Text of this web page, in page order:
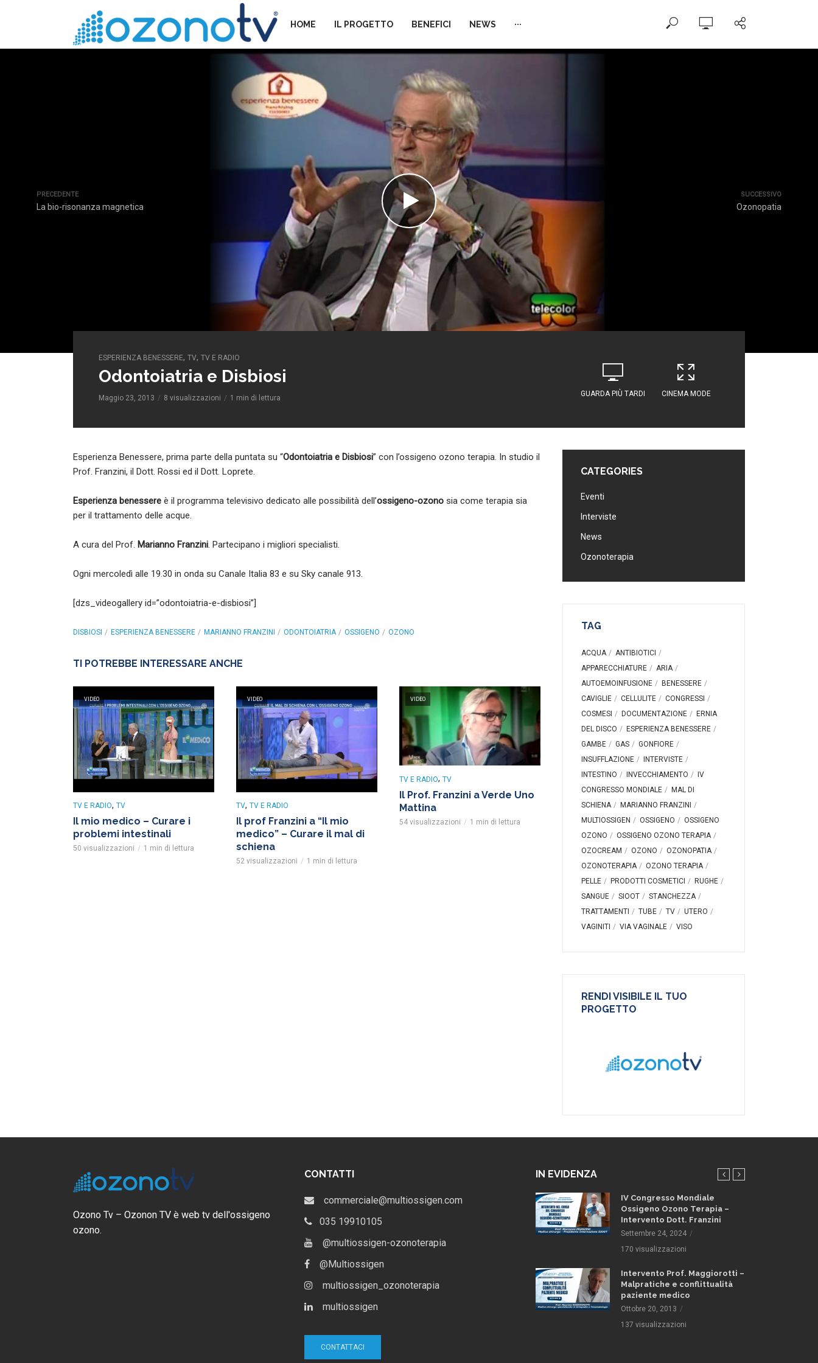
HOME IL PROGETTO BENEFICI NEWS ···
PRECEDENTE
La bio-risonanza magnetica
SUCCESSIVO
Ozonopatia
ESPERIENZA BENESSERE, TV, TV E RADIO
Odontoiatria e Disbiosi
Maggio 23, 2013 8 visualizzazioni 1 min di lettura
GUARDA PIÙ TARDI CINEMA MODE
Esperienza Benessere, prima parte della puntata su “Odontoiatria e Disbiosi” con l’ossigeno ozono terapia. In studio il
Prof. Franzini, il Dott. Rossi ed il Dott. Loprete.
Esperienza benessere è il programma televisivo dedicato alle possibilità dell’ossigeno-ozono sia come terapia sia
per il trattamento delle acque.
A cura del Prof. Marianno Franzini. Partecipano i migliori specialisti.
Ogni mercoledì alle 19.30 in onda su Canale Italia 83 e su Sky canale 913.
[dzs_videogallery id=”odontoiatria-e-disbiosi”]
DISBIOSI ESPERIENZA BENESSERE MARIANNO FRANZINI ODONTOIATRIA OSSIGENO OZONO
TI POTREBBE INTERESSARE ANCHE
VIDEO
TV E RADIO, TV
Il mio medico – Curare i
problemi intestinali
50 visualizzazioni 1 min di lettura
VIDEO
TV, TV E RADIO
Il prof Franzini a “Il mio
medico” – Curare il mal di
schiena
52 visualizzazioni 1 min di lettura
VIDEO
TV E RADIO, TV
Il Prof. Franzini a Verde Uno
Mattina
54 visualizzazioni 1 min di lettura
CATEGORIES
Eventi
Interviste
News
Ozonoterapia
TAG
ACQUA
ANTIBIOTICI
APPARECCHIATURE
ARIA
AUTOEMOINFUSIONE
BENESSERE
CAVIGLIE
CELLULITE
CONGRESSI
COSMESI
DOCUMENTAZIONE
ERNIA
DEL DISCO
ESPERIENZA BENESSERE
GAMBE
GAS
GONFIORE
INSUFFLAZIONE
INTERVISTE
INTESTINO
INVECCHIAMENTO
IV
CONGRESSO MONDIALE
MAL DI
SCHIENA
MARIANNO FRANZINI
MULTIOSSIGEN
OSSIGENO
OSSIGENO
OZONO
OSSIGENO OZONO TERAPIA
OZOCREAM
OZONO
OZONOPATIA
OZONOTERAPIA
OZONO TERAPIA
PELLE
PRODOTTI COSMETICI
RUGHE
SANGUE
SIOOT
STANCHEZZA
TRATTAMENTI
TUBE TV
UTERO
VAGINITI
VIA VAGINALE VISO
RENDI VISIBILE IL TUO
PROGETTO
Ozono Tv – Ozonon TV è web tv dell'ossigeno
ozono.
CONTATTI
commerciale@multiossigen.com
035 19910105
@multiossigen-ozonoterapia
@Multiossigen
multiossigen_ozonoterapia
multiossigen
CONTATTACI
IN EVIDENZA
Intervento Dott. Franzini
Malpratiche e conflittualità
Anti-Aging e ozonoterapia:
51 visualizzazioni
IV Congresso Mondiale
Ossigeno Ozono Terapia –
Intervento Dott. Franzini
Settembre 24, 2024
170 visualizzazioni
Intervento Prof. Maggiorotti –
Malpratiche e conflittualità
paziente medico
Ottobre 20, 2013
137 visualizzazioni